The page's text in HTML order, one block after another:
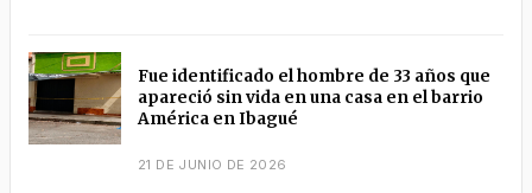
Fue identificado el hombre de 33 años que
apareció sin vida en una casa en el barrio
América en Ibagué
21 DE JUNIO DE 2026